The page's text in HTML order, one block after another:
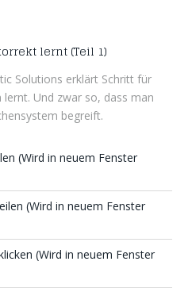
lernt (Teil 1)
Solutions erklärt Schritt für
Und zwar so, dass man
begreift.
(Wird in neuem Fenster
(Wird in neuem Fenster
(Wird in neuem Fenster